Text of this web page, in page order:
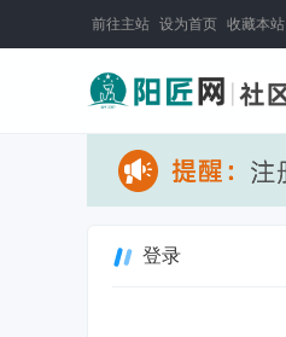
前往主站 设为首页 收藏本站
登录